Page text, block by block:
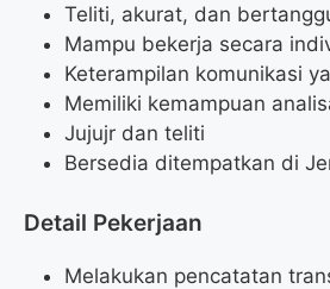
Teliti, akurat, dan
Mampu bekerja secara
Keterampilan komunikasi
Memiliki kemampuan
Jujujr dan teliti
Bersedia ditempatkan di
Detail Pekerjaan
Melakukan pencatatan